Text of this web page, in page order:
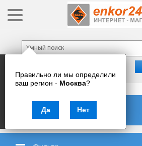
Правильно ли мы определили
ваш регион - Москва?
Да Нет
Каталог товаров